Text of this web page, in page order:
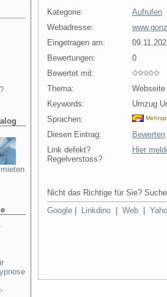
Kategorie:
Aufrufen
Webadresse:
Eingetragen am:
Bewertungen:
0
Bewertet mit:
Thema:
Webseite
Keywords:
Umzug
Sprachen:
Diesen Eintrag:
Bewerten
Link defekt?
Regelverstoss?
Hier
Nicht das Richtige für Sie?
Google
Linkdino Web